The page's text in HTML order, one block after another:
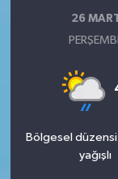
26
Bölgesel
yağışlı